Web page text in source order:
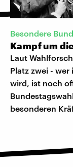
Besondere
Kampf um
Laut
Platz zwei -
wird, ist noch
besonderen